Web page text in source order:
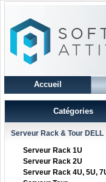
Accueil
Catégories
Serveur Rack & Tour DELL
Serveur Rack 1U
Serveur Rack 2U
Serveur Rack 4U, 5U,